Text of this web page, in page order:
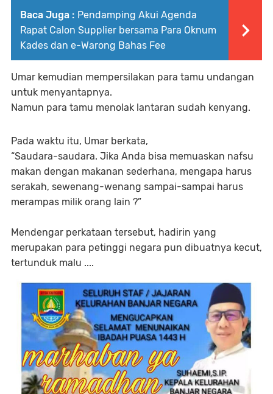
Baca Juga : Pendamping Akui Agenda
Rapat Calon Supplier bersama Para Oknum
Kades dan e-Warong Bahas Fee
Umar kemudian mempersilakan para tamu undangan
untuk menyantapnya.
Namun para tamu menolak lantaran sudah kenyang.
Pada waktu itu, Umar berkata,
“Saudara-saudara. Jika Anda bisa memuaskan nafsu
makan dengan makanan sederhana, mengapa harus
serakah, sewenang-wenang sampai-sampai harus
merampas milik orang lain ?”
Mendengar perkataan tersebut, hadirin yang
merupakan para petinggi negara pun dibuatnya kecut,
tertunduk malu ....